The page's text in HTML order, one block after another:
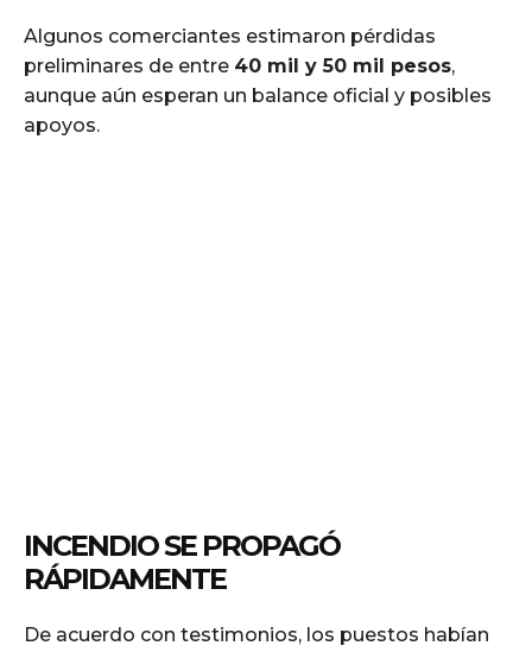
Algunos comerciantes estimaron pérdidas
preliminares de entre 40 mil y 50 mil pesos,
aunque aún esperan un balance oficial y posibles
apoyos.
INCENDIO SE PROPAGÓ
RÁPIDAMENTE
De acuerdo con testimonios, los puestos habían